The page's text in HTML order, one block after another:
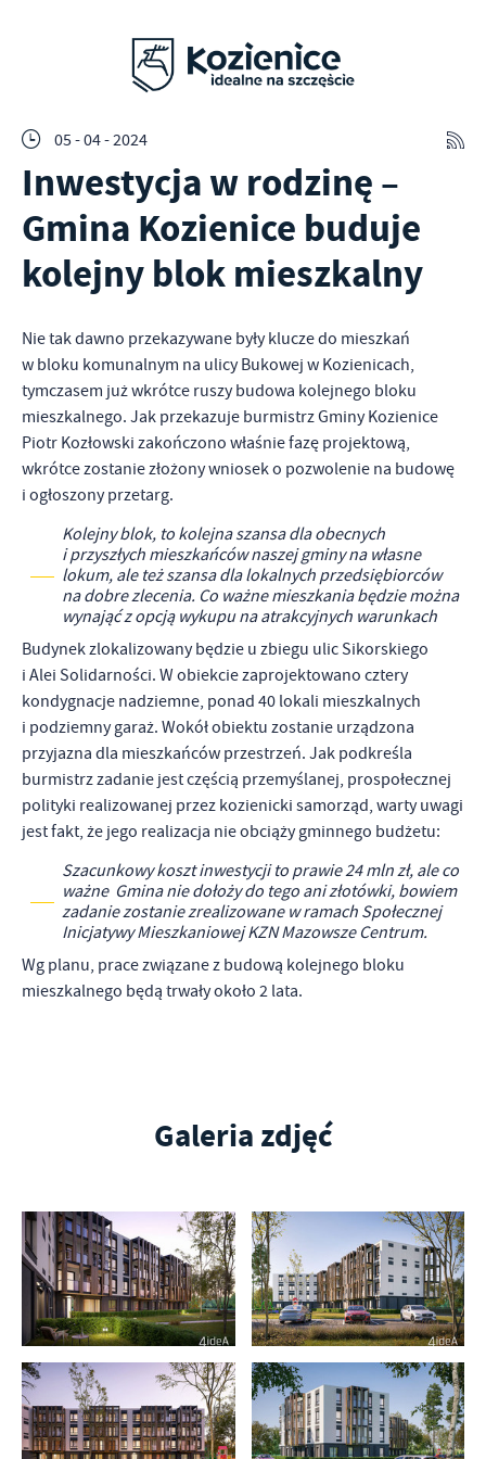
05 - 04 - 2024
Inwestycja w rodzinę –
Gmina Kozienice buduje
kolejny blok mieszkalny
Nie tak dawno przekazywane były klucze do mieszkań
w bloku komunalnym na ulicy Bukowej w Kozienicach,
tymczasem już wkrótce ruszy budowa kolejnego bloku
mieszkalnego. Jak przekazuje burmistrz Gminy Kozienice
Piotr Kozłowski zakończono właśnie fazę projektową,
wkrótce zostanie złożony wniosek o pozwolenie na budowę
i ogłoszony przetarg.
Kolejny blok, to kolejna szansa dla obecnych
i przyszłych mieszkańców naszej gminy na własne
lokum, ale też szansa dla lokalnych przedsiębiorców
na dobre zlecenia. Co ważne mieszkania będzie można
wynająć z opcją wykupu na atrakcyjnych warunkach
Budynek zlokalizowany będzie u zbiegu ulic Sikorskiego
i Alei Solidarności. W obiekcie zaprojektowano cztery
kondygnacje nadziemne, ponad 40 lokali mieszkalnych
i podziemny garaż. Wokół obiektu zostanie urządzona
przyjazna dla mieszkańców przestrzeń. Jak podkreśla
burmistrz zadanie jest częścią przemyślanej, prospołecznej
polityki realizowanej przez kozienicki samorząd, warty uwagi
jest fakt, że jego realizacja nie obciąży gminnego budżetu:
Szacunkowy koszt inwestycji to prawie 24 mln zł, ale co
ważne Gmina nie dołoży do tego ani złotówki, bowiem
zadanie zostanie zrealizowane w ramach Społecznej
Inicjatywy Mieszkaniowej KZN Mazowsze Centrum.
Wg planu, prace związane z budową kolejnego bloku
mieszkalnego będą trwały około 2 lata.
Galeria zdjęć